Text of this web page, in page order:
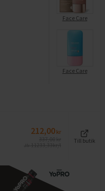
Face Care
Face Care
212,00 kr
Till butik